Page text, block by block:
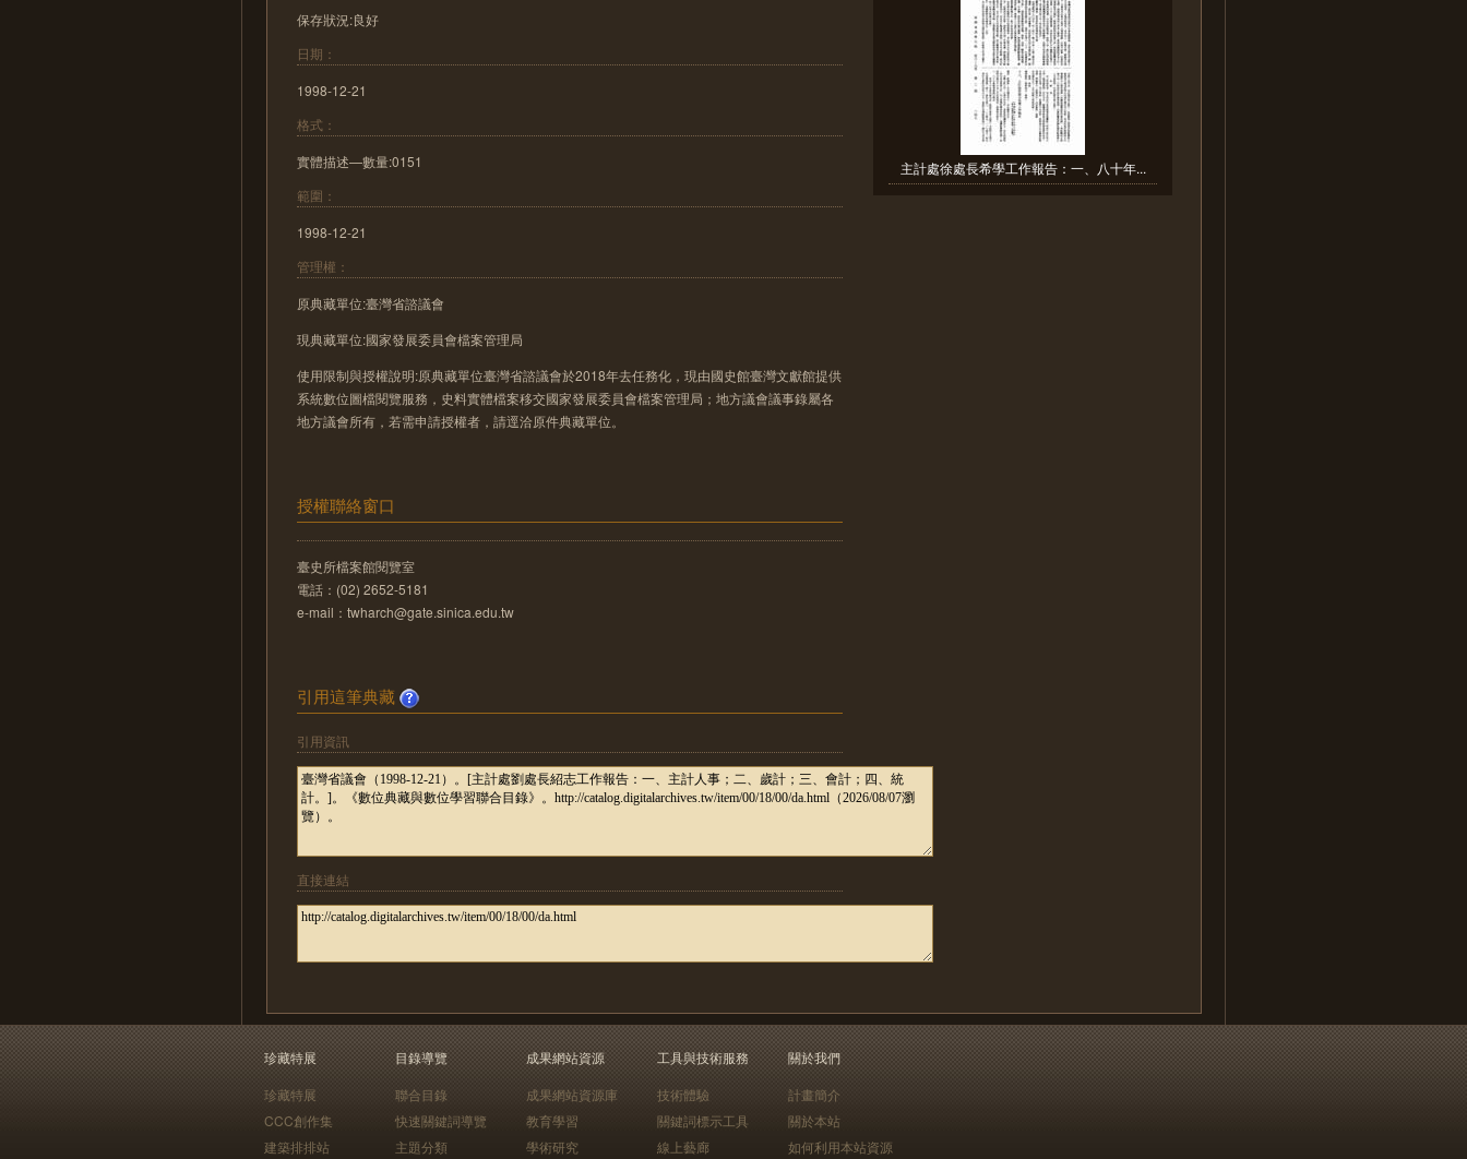
保存狀況:良好
日期：
1998-12-21
格式：
實體描述—數量:0151
範圍：
1998-12-21
管理權：
原典藏單位:臺灣省諮議會
現典藏單位:國家發展委員會檔案管理局
使用限制與授權說明:原典藏單位臺灣省諮議會於2018年去任務化，現由國史館臺灣文獻館提供
系統數位圖檔閱覽服務，史料實體檔案移交國家發展委員會檔案管理局；地方議會議事錄屬各
地方議會所有，若需申請授權者，請逕洽原件典藏單位。
授權聯絡窗口
臺史所檔案館閱覽室
電話：(02) 2652-5181
e-mail：twharch@gate.sinica.edu.tw
引用這筆典藏
引用資訊
直接連結
主計處徐處長希學工作報告：一、八十年...
珍藏特展
珍藏特展
CCC創作集
建築排排站
目錄導覽
聯合目錄
快速關鍵詞導覽
主題分類
成果網站資源
成果網站資源庫
教育學習
學術研究
工具與技術服務
技術體驗
關鍵詞標示工具
線上藝廊
關於我們
計畫簡介
關於本站
如何利用本站資源